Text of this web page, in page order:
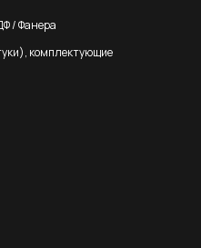
/ Фанера
комплектующие